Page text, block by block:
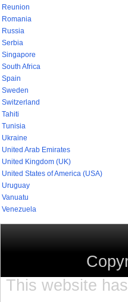
Reunion
Romania
Russia
Serbia
Singapore
South Africa
Spain
Sweden
Switzerland
Tahiti
Tunisia
Ukraine
United Arab Emirates
United Kingdom (UK)
United States of America (USA)
Uruguay
Vanuatu
Venezuela
This website